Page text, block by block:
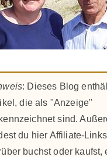
: Dieses Blog
die als "Anzeige"
sind.
du hier Affiliate-
buchst oder kaufst,